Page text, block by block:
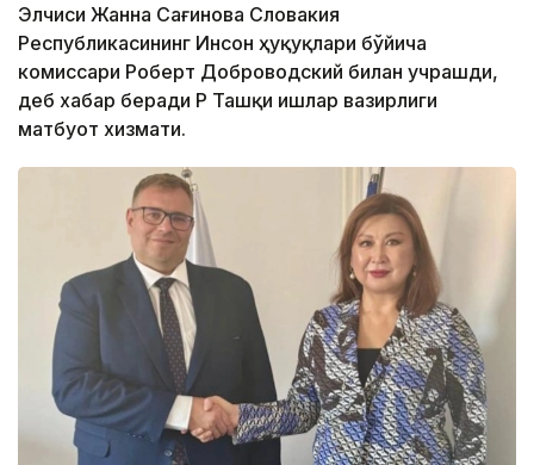
Элчиси Жанна Сағинова Словакия
Республикасининг Инсон ҳуқуқлари бўйича
комиссари Роберт Доброводский билан учрашди,
деб хабар беради ҚР Ташқи ишлар вазирлиги
матбуот хизмати.